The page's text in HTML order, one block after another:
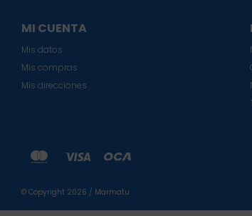
MI CUENTA
Mis datos
Mis compras
Mis direcciones
© Copyright 2026 / Marmatu